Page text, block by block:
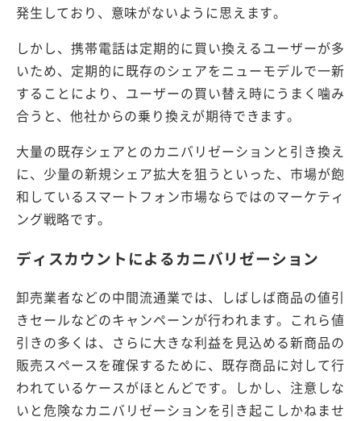
発生しており、意味がないように思えます。
しかし、携帯電話は定期的に買い換えるユーザーが多
いため、定期的に既存のシェアをニューモデルで一新
することにより、ユーザーの買い替え時にうまく噛み
合うと、他社からの乗り換えが期待できます。
大量の既存シェアとのカニバリゼーションと引き換え
に、少量の新規シェア拡大を狙うといった、市場が飽
和しているスマートフォン市場ならではのマーケティ
ング戦略です。
ディスカウントによるカニバリゼーション
卸売業者などの中間流通業では、しばしば商品の値引
きセールなどのキャンペーンが行われます。これら値
引きの多くは、さらに大きな利益を見込める新商品の
販売スペースを確保するために、既存商品に対して行
われているケースがほとんどです。しかし、注意しな
いと危険なカニバリゼーションを引き起こしかねませ